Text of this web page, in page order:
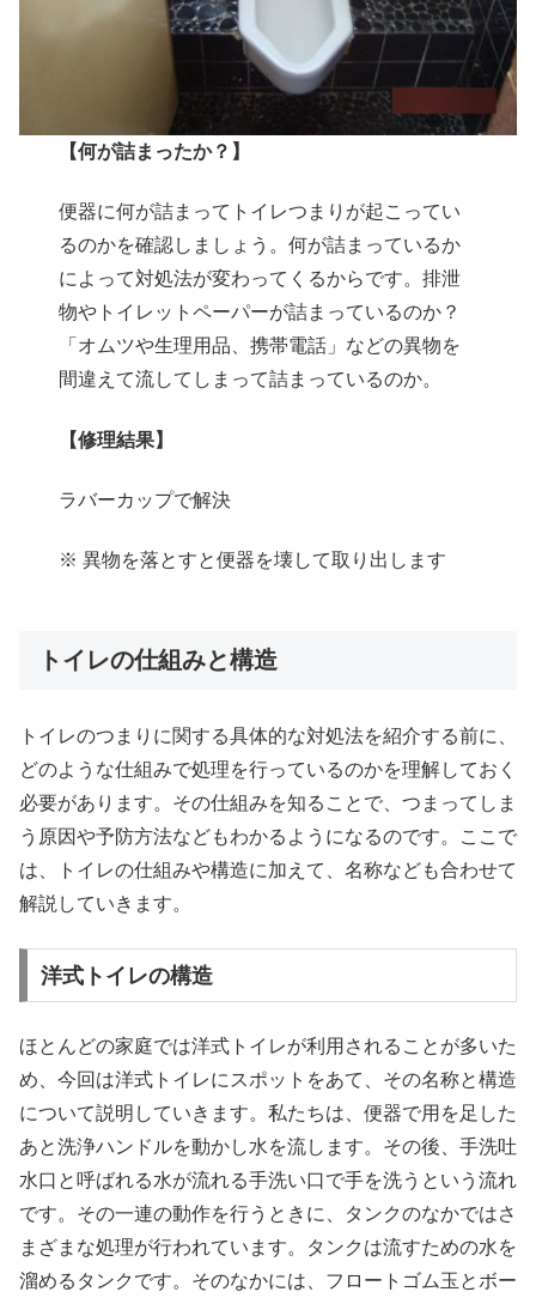
【何が詰まったか？】
便器に何が詰まってトイレつまりが起こってい
るのかを確認しましょう。何が詰まっているか
によって対処法が変わってくるからです。排泄
物やトイレットペーパーが詰まっているのか？
「オムツや生理用品、携帯電話」などの異物を
間違えて流してしまって詰まっているのか。
【修理結果】
ラバーカップで解決
※ 異物を落とすと便器を壊して取り出します
トイレの仕組みと構造
トイレのつまりに関する具体的な対処法を紹介する前に、
どのような仕組みで処理を行っているのかを理解しておく
必要があります。その仕組みを知ることで、つまってしま
う原因や予防方法などもわかるようになるのです。ここで
は、トイレの仕組みや構造に加えて、名称なども合わせて
解説していきます。
洋式トイレの構造
ほとんどの家庭では洋式トイレが利用されることが多いた
め、今回は洋式トイレにスポットをあて、その名称と構造
について説明していきます。私たちは、便器で用を足した
あと洗浄ハンドルを動かし水を流します。その後、手洗吐
水口と呼ばれる水が流れる手洗い口で手を洗うという流れ
です。その一連の動作を行うときに、タンクのなかではさ
まざまな処理が行われています。タンクは流すための水を
溜めるタンクです。そのなかには、フロートゴム玉とボー